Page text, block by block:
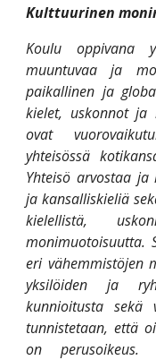
Kulttuurinen
Koulu oppivana
muuntuvaa ja
paikallinen ja
kielet, uskonnot ja
ovat
yhteisössä
Yhteisö arvostaa
ja kansalliskieliä
kielellistä,
monimuotoisuutta.
eri vähemmistöjen
yksilöiden ja
kunnioitusta sekä
tunnistetaan, että
on perusoikeus.